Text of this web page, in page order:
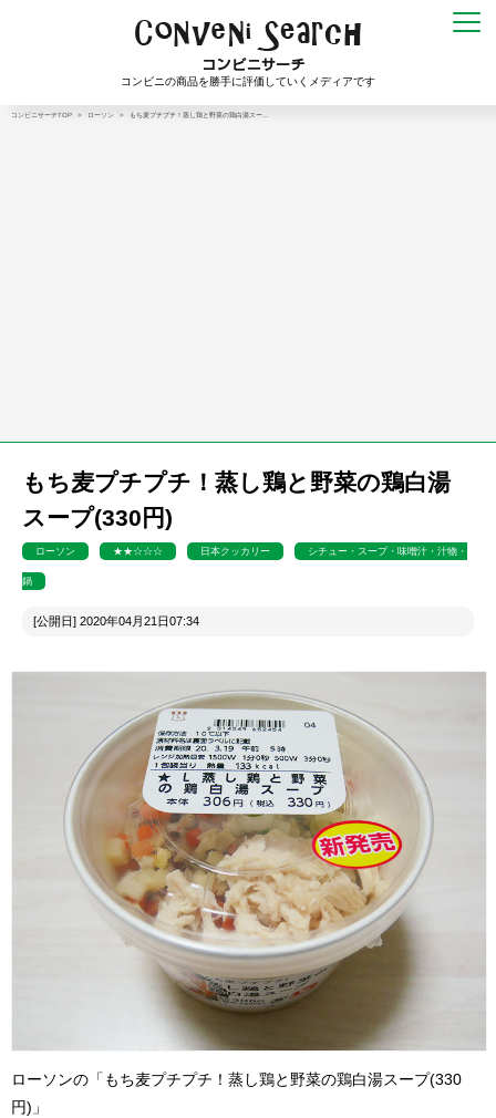
コンビニの商品を勝手に評価していくメディアです
コンビニサーチTOP > ローソン > もち麦プチプチ！蒸し鶏と野菜の鶏白湯スー…
もち麦プチプチ！蒸し鶏と野菜の鶏白湯
スープ(330円)
ローソン ★★☆☆☆ 日本クッカリー シチュー・スープ・味噌汁・汁物・
鍋
[公開日] 2020年04月21日07:34
ローソンの「もち麦プチプチ！蒸し鶏と野菜の鶏白湯スープ(330
円)」